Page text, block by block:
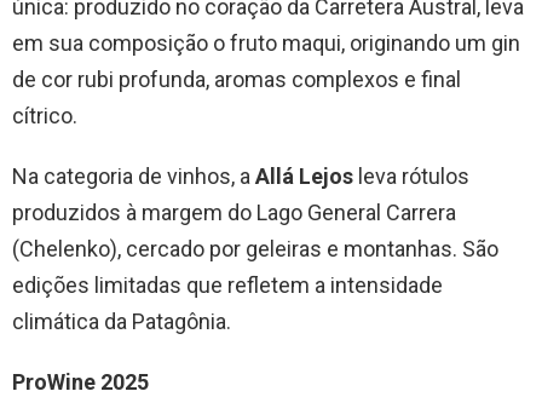
única: produzido no coração da Carretera Austral, leva
em sua composição o fruto maqui, originando um gin
de cor rubi profunda, aromas complexos e final
cítrico.
Na categoria de vinhos, aAllá Lejos leva rótulos
produzidos à margem do Lago General Carrera
(Chelenko), cercado por geleiras e montanhas. São
edições limitadas que refletem a intensidade
climática da Patagônia.
ProWine 2025